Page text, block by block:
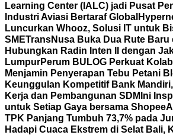
Learning Center (IALC) jadi Pusat
Industri Aviasi Bertaraf Global
Luncurkan Whooz, Solusi IT untuk
SMETransNusa Buka Dua Rute Baru
Hubungkan Radin Inten II dengan
LumpurPerum BULOG Perkuat
Menjamin Penyerapan Tebu Petani
Keunggulan Kompetitif Bank
Kerja dan Pembangunan SDM Ini
untuk Setiap Gaya bersama Shopee
TPK Panjang Tumbuh 73,7% pada
Hadapi Cuaca Ekstrem di Selat Bali,